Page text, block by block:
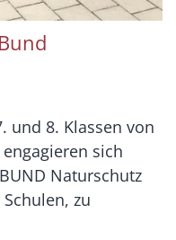
und 8. Klassen von
sich
Naturschutz
zu